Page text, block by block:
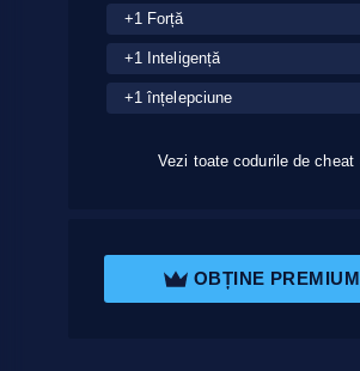
+1 Forță
+1 Inteligență
+1 înțelepciune
Vezi toate codurile de cheat
OBȚINE PREMIUM